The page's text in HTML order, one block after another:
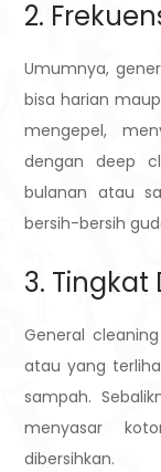
2.
Umumnya,
bisa harian
mengepel,
dengan deep
bulanan atau
bersih-bersih
3. Tingkat
General
atau yang
sampah.
menyasar
dibersihkan.